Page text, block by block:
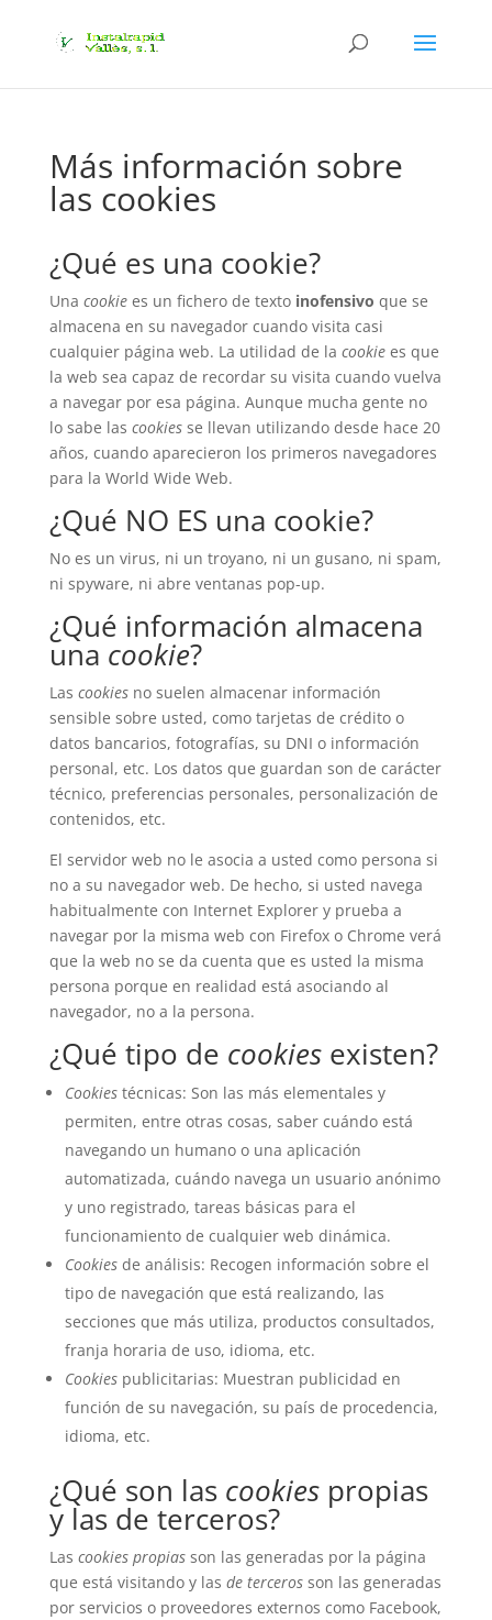
Más información sobre
las cookies
¿Qué es una cookie?
Una cookiees un fichero de texto inofensivo que se
almacena en su navegador cuando visita casi
cualquier página web. La utilidad de la cookiees que
la web sea capaz de recordar su visita cuando vuelva
a navegar por esa página. Aunque mucha gente no
lo sabe las cookiesse llevan utilizando desde hace 20
años, cuando aparecieron los primeros navegadores
para la World Wide Web.
¿Qué NO ES una cookie?
No es un virus, ni un troyano, ni un gusano, ni spam,
ni spyware, ni abre ventanas pop-up.
¿Qué información almacena
una cookie?
Las cookiesno suelen almacenar información
sensible sobre usted, como tarjetas de crédito o
datos bancarios, fotografías, su DNI o información
personal, etc. Los datos que guardan son de carácter
técnico, preferencias personales, personalización de
contenidos, etc.
El servidor web no le asocia a usted como persona si
no a su navegador web. De hecho, si usted navega
habitualmente con Internet Explorer y prueba a
navegar por la misma web con Firefox o Chrome verá
que la web no se da cuenta que es usted la misma
persona porque en realidad está asociando al
navegador, no a la persona.
¿Qué tipo de cookiesexisten?
Cookiestécnicas: Son las más elementales y
permiten, entre otras cosas, saber cuándo está
navegando un humano o una aplicación
automatizada, cuándo navega un usuario anónimo
y uno registrado, tareas básicas para el
funcionamiento de cualquier web dinámica.
Cookiesde análisis: Recogen información sobre el
tipo de navegación que está realizando, las
secciones que más utiliza, productos consultados,
franja horaria de uso, idioma, etc.
Cookiespublicitarias: Muestran publicidad en
función de su navegación, su país de procedencia,
idioma, etc.
¿Qué son las cookiespropias
y las de terceros?
Las cookies propiasson las generadas por la página
que está visitando y las de tercerosson las generadas
por servicios o proveedores externos como Facebook,